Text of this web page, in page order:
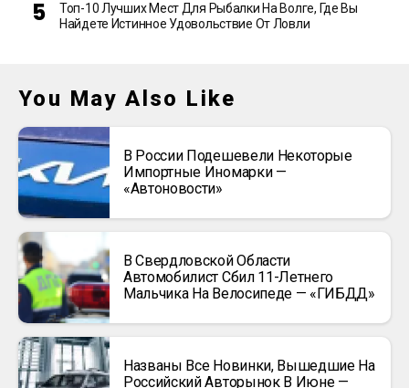
Топ-10 Лучших Мест Для Рыбалки На Волге, Где Вы
Найдете Истинное Удовольствие От Ловли
You May Also Like
В России Подешевели Некоторые
Импортные Иномарки —
«Автоновости»
В Свердловской Области
Автомобилист Сбил 11-Летнего
Мальчика На Велосипеде — «ГИБДД»
Названы Все Новинки, Вышедшие На
Российский Авторынок В Июне —